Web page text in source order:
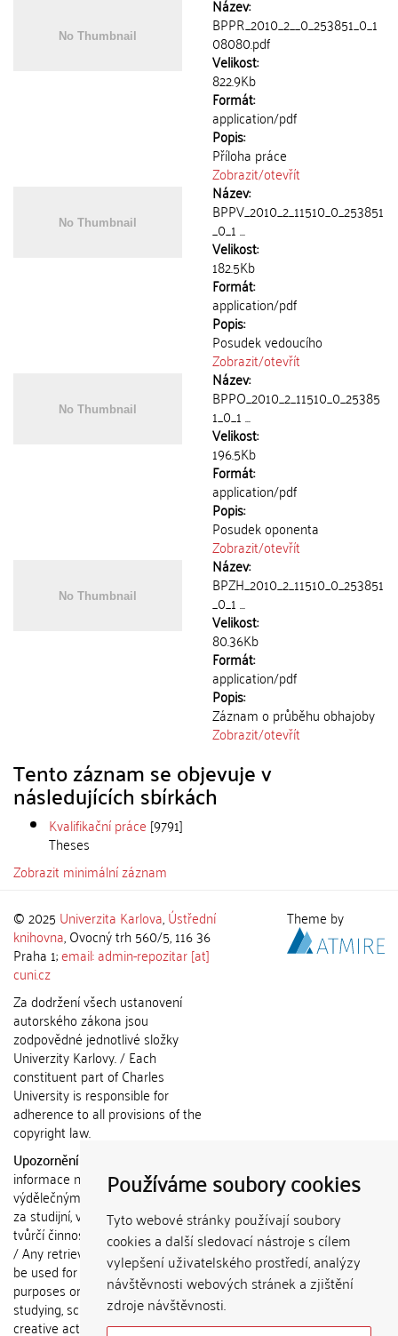
Používáme soubory cookies
Tyto webové stránky používají soubory
cookies a další sledovací nástroje s cílem
vylepšení uživatelského prostředí, analýzy
návštěvnosti webových stránek a zjištění
zdroje návštěvnosti.
Název:
BPPR_2010_2__0_253851_0_1
08080.pdf
Velikost:
822.9Kb
Formát:
application/pdf
Popis:
Příloha práce
Zobrazit/otevřít
Název:
BPPV_2010_2_11510_0_253851
_0_1 ...
Velikost:
182.5Kb
Formát:
application/pdf
Popis:
Posudek vedoucího
Zobrazit/otevřít
Název:
BPPO_2010_2_11510_0_25385
1_0_1 ...
Velikost:
196.5Kb
Formát:
application/pdf
Popis:
Posudek oponenta
Zobrazit/otevřít
Název:
BPZH_2010_2_11510_0_253851
_0_1 ...
Velikost:
80.36Kb
Formát:
application/pdf
Popis:
Záznam o průběhu obhajoby
Zobrazit/otevřít
Tento záznam se objevuje v
následujících sbírkách
Kvalifikační práce [9791]
Theses
Zobrazit minimální záznam
© 2025 Univerzita Karlova,Ústřední
knihovna, Ovocný trh 560/5, 116 36
Praha 1;email: admin-repozitar [at]
cuni.cz
Za dodržení všech ustanovení
autorského zákona jsou
zodpovědné jednotlivé složky
Univerzity Karlovy. / Each
constituent part of Charles
University is responsible for
adherence to all provisions of the
copyright law.
Upozornění / Notice:
informace nemohou být použity k
výdělečným účelům nebo vydávány
za studijní, vědeckou nebo jinou
tvůrčí činnost jiné osoby než autora.
/ Any retrieved information shall not
be used for any commercial
purposes or claimed as results of
studying, scientific or any other
creative activities of any person
Theme by